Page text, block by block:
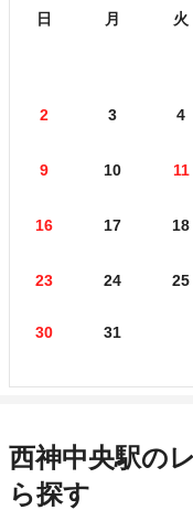
日 月 火
2 3 4
9 10 11
16 17 18
23 24 25
30 31
西神中央駅の
ら探す